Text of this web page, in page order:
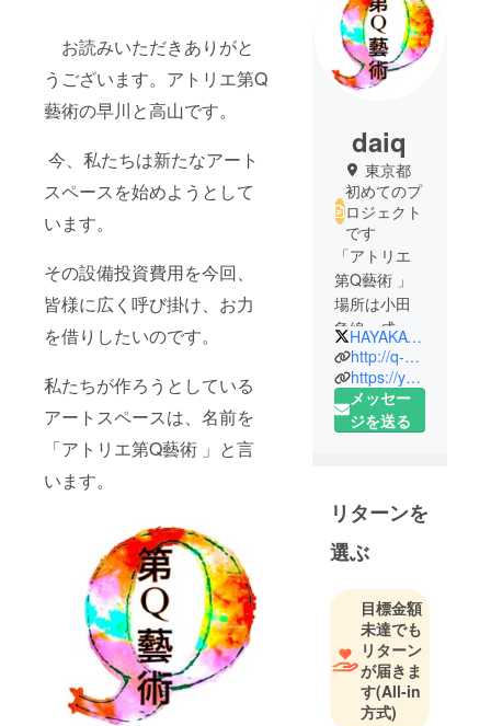
お読みいただきありがと
うございます。アトリエ第Q
藝術の早川と高山です。
今、私たちは新たなアート
スペースを始めようとして
います。
その設備投資費用を今回、
皆様に広く呼び掛け、お力
を借りしたいのです。
私たちが作ろうとしている
アートスペースは、名前を
「アトリエ第Q藝術 」と言
います。
daiq
東京都
初めてのプ
ロジェクト
です
「アトリエ
第Q藝術 」
場所は小田
急線、成城
学園前駅の
近く、徒歩
２〜３分の
ところで
す。
https://youtu.
be/SeV4GcN
gbfE
HAYAKAWA_KIDS
http://q-art.blog.jp
https://youtu.be/SeV4GcNgbfE
メッセー
ジを送る
リターンを
選ぶ
目標金額
未達でも
リターン
が届きま
す(All-in
方式)